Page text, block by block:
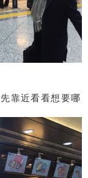
靠近看看想要哪